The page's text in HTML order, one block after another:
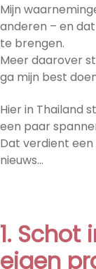
Mijn
anderen – en
te brengen.
Meer daarover
ga mijn best
Hier in Thailand
een paar
Dat verdient
nieuws…
1. Schot
eigen